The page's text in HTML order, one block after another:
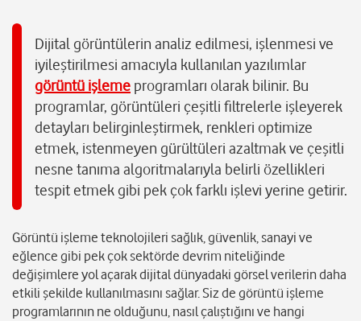
Dijital görüntülerin analiz edilmesi, işlenmesi ve
iyileştirilmesi amacıyla kullanılan yazılımlar
görüntü işleme programları olarak bilinir. Bu
programlar, görüntüleri çeşitli filtrelerle işleyerek
detayları belirginleştirmek, renkleri optimize
etmek, istenmeyen gürültüleri azaltmak ve çeşitli
nesne tanıma algoritmalarıyla belirli özellikleri
tespit etmek gibi pek çok farklı işlevi yerine getirir.
Görüntü işleme teknolojileri sağlık, güvenlik, sanayi ve
eğlence gibi pek çok sektörde devrim niteliğinde
değişimlere yol açarak dijital dünyadaki görsel verilerin daha
etkili şekilde kullanılmasını sağlar. Siz de görüntü işleme
programlarının ne olduğunu, nasıl çalıştığını ve hangi